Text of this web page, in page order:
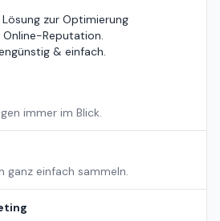
zur Optimierung
Online-Reputation.
& einfach.
immer im Blick.
ganz einfach sammeln.